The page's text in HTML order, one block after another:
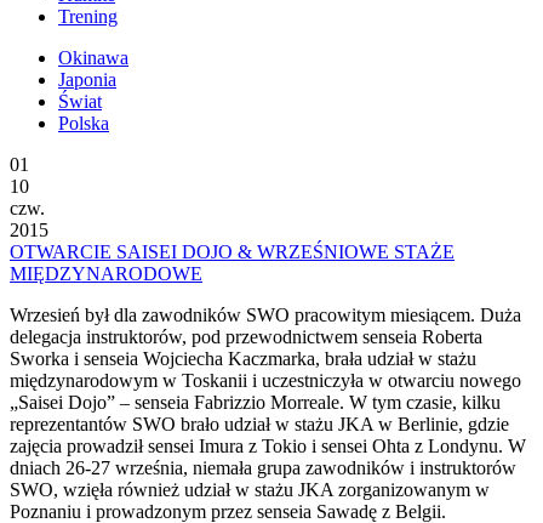
Trening
Okinawa
Japonia
Świat
Polska
01
10
czw.
2015
OTWARCIE SAISEI DOJO & WRZEŚNIOWE STAŻE
MIĘDZYNARODOWE
Wrzesień był dla zawodników SWO pracowitym miesiącem. Duża
delegacja instruktorów, pod przewodnictwem senseia Roberta
Sworka i senseia Wojciecha Kaczmarka, brała udział w stażu
międzynarodowym w Toskanii i uczestniczyła w otwarciu nowego
„Saisei Dojo” – senseia Fabrizzio Morreale. W tym czasie, kilku
reprezentantów SWO brało udział w stażu JKA w Berlinie, gdzie
zajęcia prowadził sensei Imura z Tokio i sensei Ohta z Londynu. W
dniach 26-27 września, niemała grupa zawodników i instruktorów
SWO, wzięła również udział w stażu JKA zorganizowanym w
Poznaniu i prowadzonym przez senseia Sawadę z Belgii.